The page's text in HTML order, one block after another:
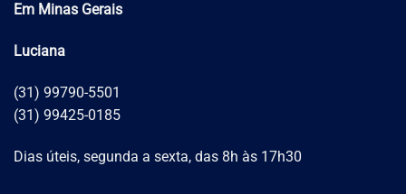
Em Minas Gerais
Luciana
(31) 99790-5501
(31) 99425-0185
Dias úteis, segunda a sexta, das 8h às 17h30